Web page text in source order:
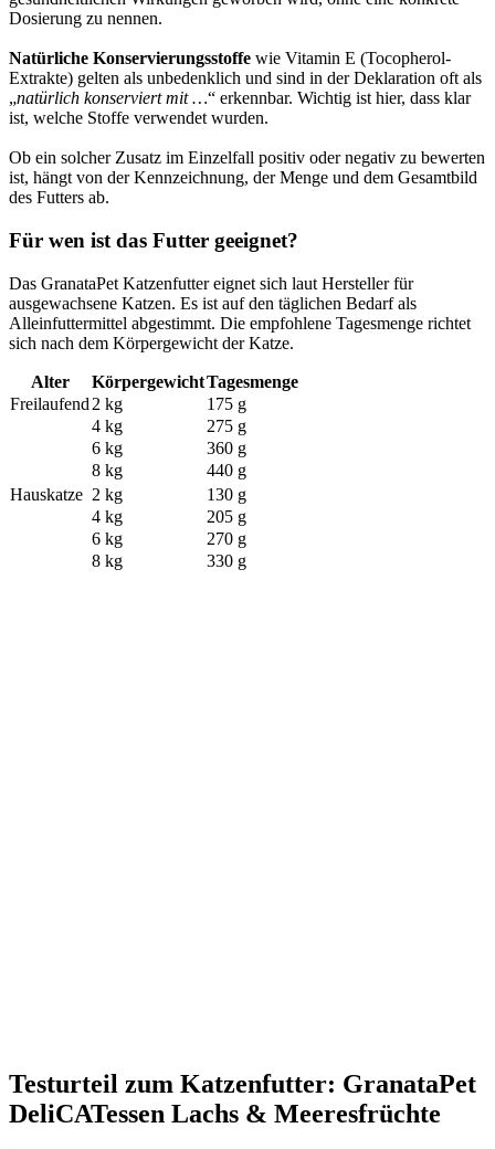
Dosierung zu nennen.
Natürliche Konservierungsstoffe wie Vitamin E (Tocopherol-
Extrakte) gelten als unbedenklich und sind in der Deklaration oft als
„natürlich konserviert mit …“ erkennbar. Wichtig ist hier, dass klar
ist, welche Stoffe verwendet wurden.
Ob ein solcher Zusatz im Einzelfall positiv oder negativ zu bewerten
ist, hängt von der Kennzeichnung, der Menge und dem Gesamtbild
des Futters ab.
Für wen ist das Futter geeignet?
Das GranataPet Katzenfutter eignet sich laut Hersteller für
ausgewachsene Katzen. Es ist auf den täglichen Bedarf als
Alleinfuttermittel abgestimmt. Die empfohlene Tagesmenge richtet
sich nach dem Körpergewicht der Katze.
Alter KörpergewichtTagesmenge
Freilaufend 2 kg
175 g
4 kg
275 g
6 kg
360 g
8 kg
440 g
Hauskatze 2 kg
130 g
4 kg
205 g
6 kg
270 g
8 kg
330 g
Testurteil zum Katzenfutter: GranataPet
DeliCATessen Lachs & Meeresfrüchte